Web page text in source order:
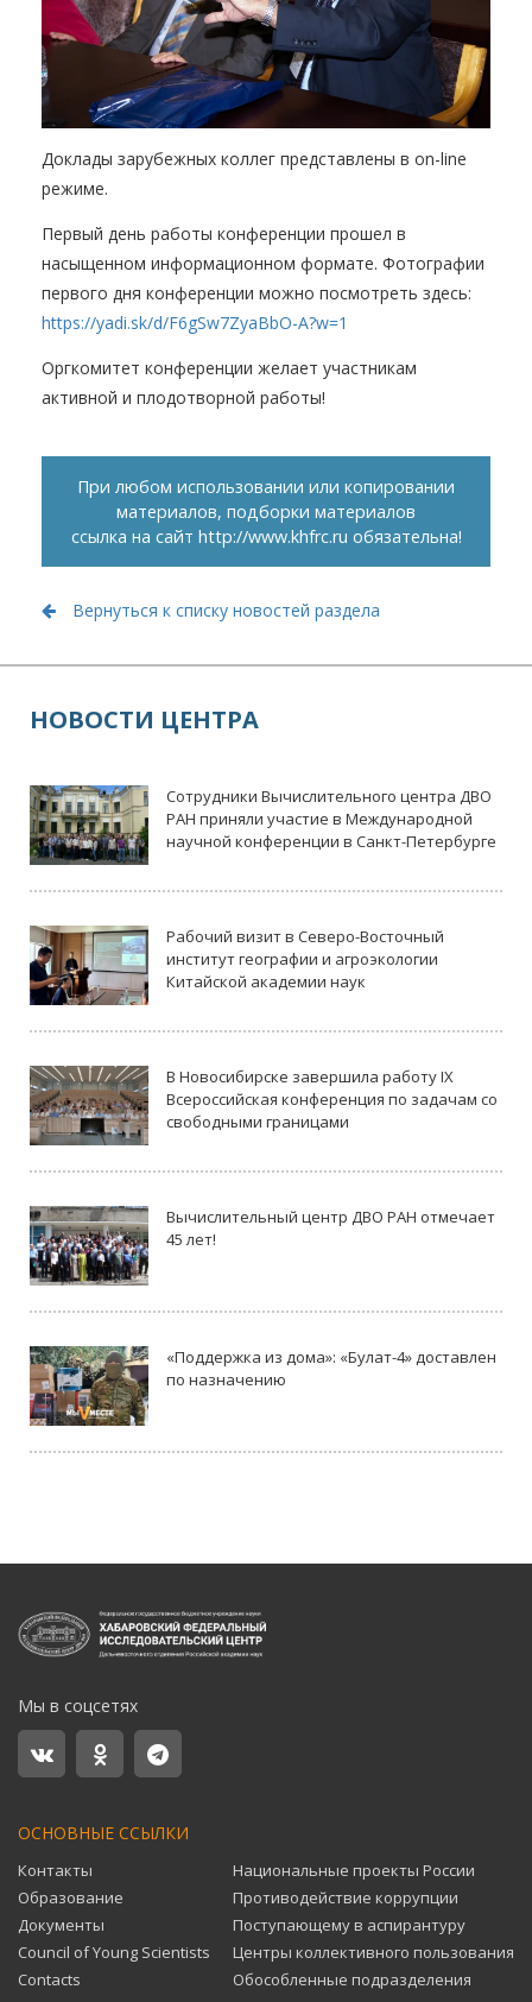
Доклады зарубежных коллег представлены в on-line
режиме.
Первый день работы конференции прошел в
насыщенном информационном формате. Фотографии
первого дня конференции можно посмотреть здесь:
https://yadi.sk/d/F6gSw7ZyaBbO-A?w=1
Оргкомитет конференции желает участникам
активной и плодотворной работы!
При любом использовании или копировании
материалов, подборки материалов
ссылка на сайт http://www.khfrc.ru обязательна!
Вернуться к списку новостей раздела
НОВОСТИ ЦЕНТРА
Сотрудники Вычислительного центра ДВО
РАН приняли участие в Международной
научной конференции в Санкт-Петербурге
Рабочий визит в Северо-Восточный
институт географии и агроэкологии
Китайской академии наук
В Новосибирске завершила работу IX
Всероссийская конференция по задачам со
свободными границами
Вычислительный центр ДВО РАН отмечает
45 лет!
«Поддержка из дома»: «Булат-4» доставлен
по назначению
Мы в соцсетях
ОСНОВНЫЕ ССЫЛКИ
Контакты
Образование
Документы
Council of Young Scientists
Contacts
Национальные проекты России
Противодействие коррупции
Поступающему в аспирантуру
Центры коллективного пользования
Обособленные подразделения